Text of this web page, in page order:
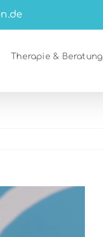
Therapie & Beratung